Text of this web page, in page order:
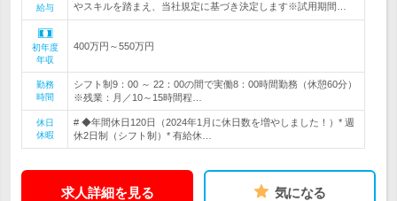
給与
やスキルを踏まえ、当社規定に基づき決定します※試用期間…
初年度
年収
400万円～550万円
勤務
時間
シフト制9：00 ～ 22：00の間で実働8：00時間勤務（休憩60分）
※残業：月／10～15時間程…
休日
休暇
# ◆年間休日120日（2024年1月に休日数を増やしました！）* 週
休2日制（シフト制）* 有給休…
求人詳細を見る 気になる